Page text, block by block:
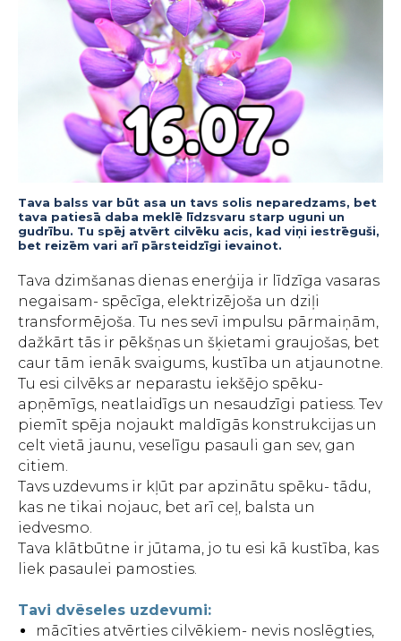
Tava balss var būt asa un tavs solis neparedzams, bet
tava patiesā daba meklē līdzsvaru starp uguni un
gudrību. Tu spēj atvērt cilvēku acis, kad viņi iestrēguši,
bet reizēm vari arī pārsteidzīgi ievainot.
Tava dzimšanas dienas enerģija ir līdzīga vasaras
negaisam- spēcīga, elektrizējoša un dziļi
transformējoša. Tu nes sevī impulsu pārmaiņām,
dažkārt tās ir pēkšņas un šķietami graujošas, bet
caur tām ienāk svaigums, kustība un atjaunotne.
Tu esi cilvēks ar neparastu iekšējo spēku-
apņēmīgs, neatlaidīgs un nesaudzīgi patiess. Tev
piemīt spēja nojaukt maldīgās konstrukcijas un
celt vietā jaunu, veselīgu pasauli gan sev, gan
citiem.
Tavs uzdevums ir kļūt par apzinātu spēku- tādu,
kas ne tikai nojauc, bet arī ceļ, balsta un
iedvesmo.
Tava klātbūtne ir jūtama, jo tu esi kā kustība, kas
liek pasaulei pamosties.
Tavi dvēseles uzdevumi:
mācīties atvērties cilvēkiem- nevis noslēgties,